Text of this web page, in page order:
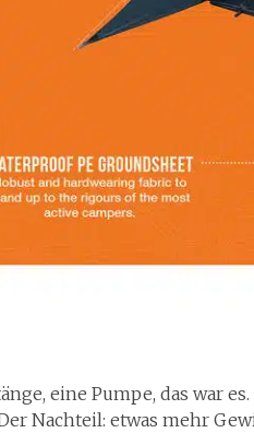
eine Pumpe, das war
Nachteil: etwas mehr